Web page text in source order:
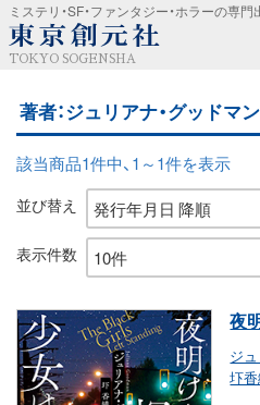
ミステリ・SF・ファンタジー・ホラーの専門
TOKYO SOGENSHA
著者：ジュリアナ・グッドマン
該当商品1件中、1～1件を表示
並び替え
表示件数
夜
ジ
圷